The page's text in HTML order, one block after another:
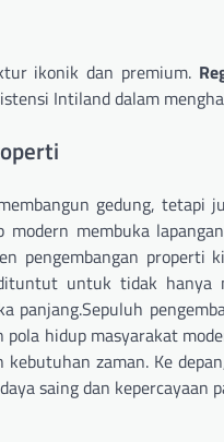
ikonik dan premium.
Intiland dalam
gedung,
membuka
pengembangan properti
untuk tidak
panjang.Sepuluh
hidup masyarakat
kebutuhan zaman. Ke
saing dan kepercayaan